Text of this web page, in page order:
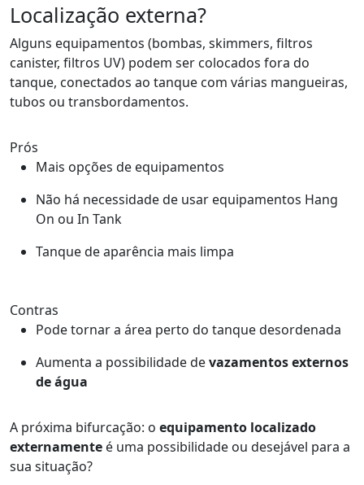
Localização externa?
Alguns equipamentos (bombas, skimmers, filtros
canister, filtros UV) podem ser colocados fora do
tanque, conectados ao tanque com várias mangueiras,
tubos ou transbordamentos.
Prós
Mais opções de equipamentos
Não há necessidade de usar equipamentos Hang
On ou In Tank
Tanque de aparência mais limpa
Contras
Pode tornar a área perto do tanque desordenada
Aumenta a possibilidade devazamentos externos
de água
A próxima bifurcação: o equipamento localizado
externamente é uma possibilidade ou desejável para a
sua situação?